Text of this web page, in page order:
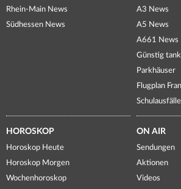
Rhein-Main News
Südhessen News
A3 News
A5 News
A661 News
Günstig
Parkhäuser
Flugplan
Schulausfälle
HOROSKOP
Horoskop Heute
Horoskop Morgen
Wochenhoroskop
ON AIR
Sendungen
Aktionen
Videos